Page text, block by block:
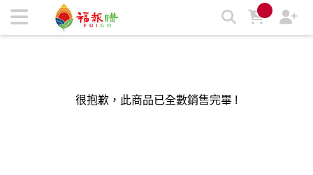
福報購蔬食購物商城，台灣第一素食、環保、愛地球的蔬食購物
商城 | 福報購蔬食購物商城
很抱歉，此商品已全數銷售完畢 !